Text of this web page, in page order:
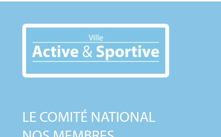
LE COMITÉ NATIONAL